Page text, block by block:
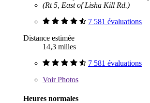
(Rt 5, East of Lisha Kill Rd.)
7 581 évaluations
Distance estimée
14,3 milles
7 581 évaluations
VoirPhotos
Heures normales